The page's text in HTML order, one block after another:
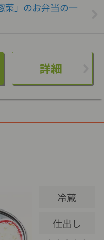
菜」のお弁当の一
詳細
冷蔵
仕出し